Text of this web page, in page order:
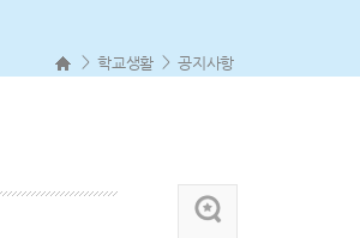
> 학교생활 > 공지사항